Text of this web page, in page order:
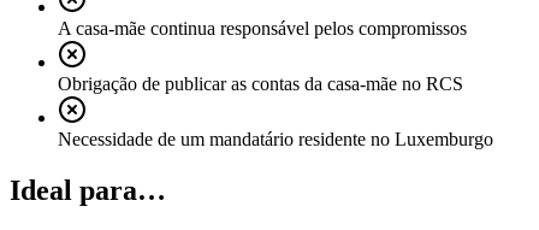
A casa-mãe continua responsável pelos compromissos
Obrigação de publicar as contas da casa-mãe no RCS
Necessidade de um mandatário residente no Luxemburgo
Ideal para…